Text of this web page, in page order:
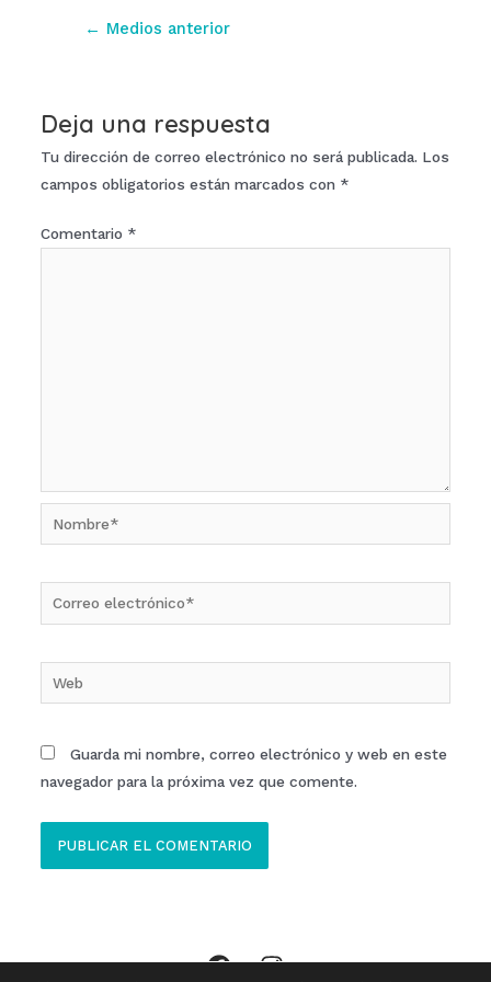
Navegación
← Medios anterior
Deja una respuesta
Tu dirección de correo electrónico no será publicada. Los
campos obligatorios están marcados con *
Comentario *
Nombre*
electrónico*
Guarda mi nombre, correo electrónico y web en este
navegador para la próxima vez que comente.